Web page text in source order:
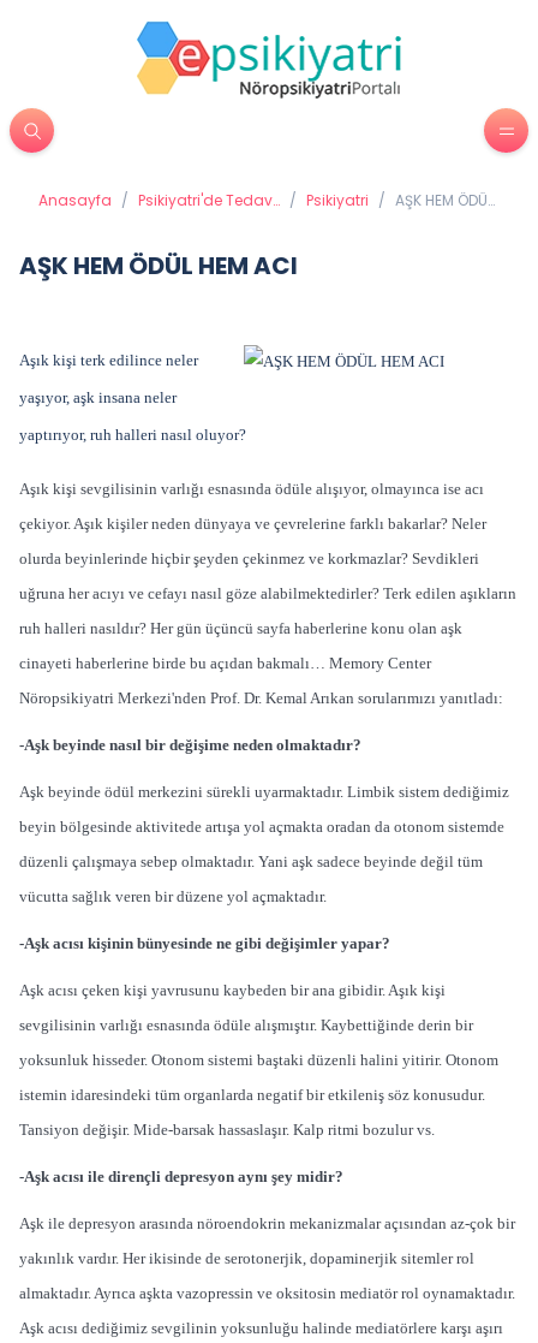
Anasayfa / Psikiyatri'de Tedavi
/ Psikiyatri / AŞK HEM ÖDÜL
AŞK HEM ÖDÜL HEM ACI
Aşık kişi terk edilince neler
yaşıyor, aşk insana neler
yaptırıyor, ruh halleri nasıl oluyor?
Aşık kişi sevgilisinin varlığı esnasında ödüle alışıyor, olmayınca ise acı
çekiyor. Aşık kişiler neden dünyaya ve çevrelerine farklı bakarlar? Neler
olurda beyinlerinde hiçbir şeyden çekinmez ve korkmazlar? Sevdikleri
uğruna her acıyı ve cefayı nasıl göze alabilmektedirler? Terk edilen aşıkların
ruh halleri nasıldır? Her gün üçüncü sayfa haberlerine konu olan aşk
cinayeti haberlerine birde bu açıdan bakmalı… Memory Center
Nöropsikiyatri Merkezi'nden Prof. Dr. Kemal Arıkan sorularımızı yanıtladı:
-Aşk beyinde nasıl bir değişime neden olmaktadır?
Aşk beyinde ödül merkezini sürekli uyarmaktadır. Limbik sistem dediğimiz
beyin bölgesinde aktivitede artışa yol açmakta oradan da otonom sistemde
düzenli çalışmaya sebep olmaktadır. Yani aşk sadece beyinde değil tüm
vücutta sağlık veren bir düzene yol açmaktadır.
-Aşk acısı kişinin bünyesinde ne gibi değişimler yapar?
Aşk acısı çeken kişi yavrusunu kaybeden bir ana gibidir. Aşık kişi
sevgilisinin varlığı esnasında ödüle alışmıştır. Kaybettiğinde derin bir
yoksunluk hisseder. Otonom sistemi baştaki düzenli halini yitirir. Otonom
istemin idaresindeki tüm organlarda negatif bir etkileniş söz konusudur.
Tansiyon değişir. Mide-barsak hassaslaşır. Kalp ritmi bozulur vs.
-Aşk acısı ile dirençli depresyon aynı şey midir?
Aşk ile depresyon arasında nöroendokrin mekanizmalar açısından az-çok bir
yakınlık vardır. Her ikisinde de serotonerjik, dopaminerjik sitemler rol
almaktadır. Ayrıca aşkta vazopressin ve oksitosin mediatör rol oynamaktadır.
Aşk acısı dediğimiz sevgilinin yoksunluğu halinde mediatörlere karşı aşırı